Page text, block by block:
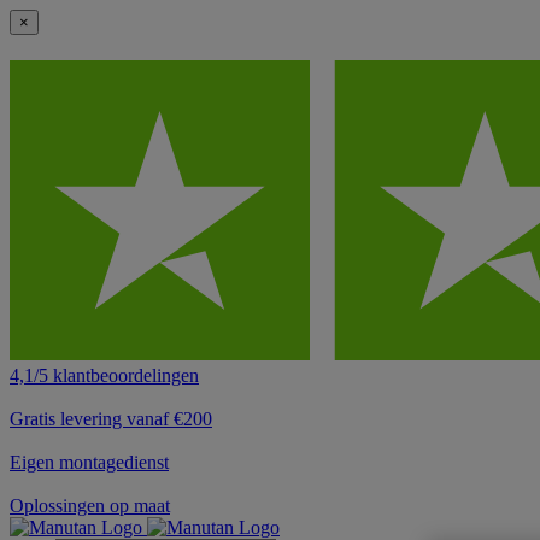
×
4,1/5 klantbeoordelingen
Gratis levering vanaf €200
Eigen montagedienst
Oplossingen op maat